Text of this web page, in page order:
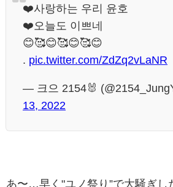
❤️사랑하는 우리 윤호
❤️오늘도 이쁘네
😊🥰😊🥰😊🥰😊
. pic.twitter.com/ZdZq2vLaNR
— 크으 2154🐰
13, 2022
あ〜…早く"ユノ祭り”で大騒ぎし